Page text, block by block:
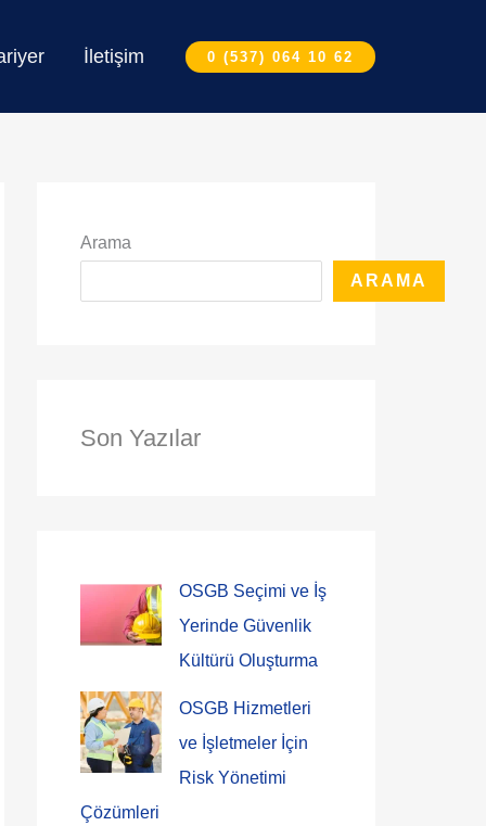
İletişim 0 (537) 064 10 62
Arama
ARAMA
Son Yazılar
OSGB Seçimi ve İş
Yerinde Güvenlik
Kültürü Oluşturma
OSGB Hizmetleri
ve İşletmeler İçin
Risk Yönetimi
Çözümleri